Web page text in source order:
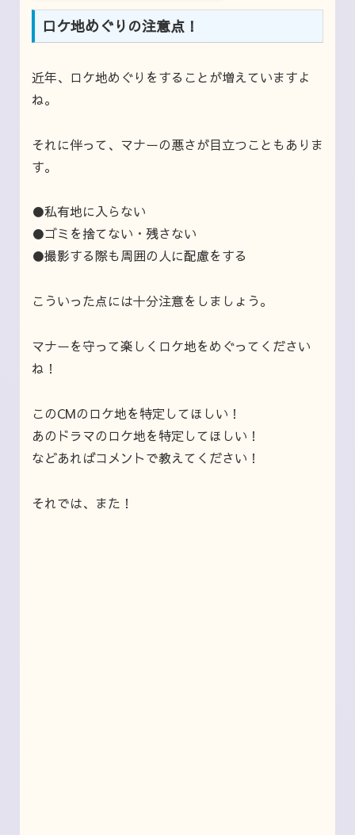
ロケ地めぐりの注意点！
近年、ロケ地めぐりをすることが増えていますよ
ね。
それに伴って、マナーの悪さが目立つこともありま
す。
●私有地に入らない
●ゴミを捨てない・残さない
●撮影する際も周囲の人に配慮をする
こういった点には十分注意をしましょう。
マナーを守って楽しくロケ地をめぐってください
ね！
このCMのロケ地を特定してほしい！
あのドラマのロケ地を特定してほしい！
などあればコメントで教えてください！
それでは、また！